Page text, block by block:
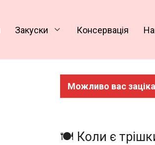
Закуски Консервація
Можливо вас
🍽️ Коли є